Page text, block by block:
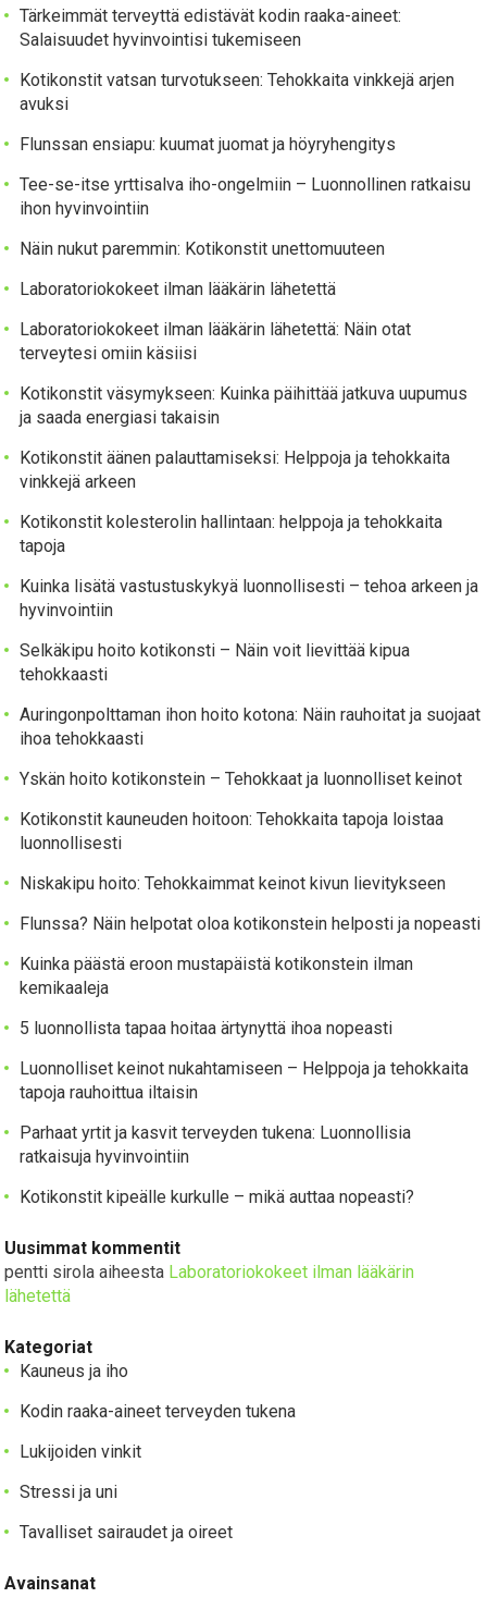
Tärkeimmät terveyttä edistävät kodin raaka-aineet:
Salaisuudet hyvinvointisi tukemiseen
Kotikonstit vatsan turvotukseen: Tehokkaita vinkkejä arjen
avuksi
Flunssan ensiapu: kuumat juomat ja höyryhengitys
Tee-se-itse yrttisalva iho-ongelmiin – Luonnollinen ratkaisu
ihon hyvinvointiin
Näin nukut paremmin: Kotikonstit unettomuuteen
Laboratoriokokeet ilman lääkärin lähetettä
Laboratoriokokeet ilman lääkärin lähetettä: Näin otat
terveytesi omiin käsiisi
Kotikonstit väsymykseen: Kuinka päihittää jatkuva uupumus
ja saada energiasi takaisin
Kotikonstit äänen palauttamiseksi: Helppoja ja tehokkaita
vinkkejä arkeen
Kotikonstit kolesterolin hallintaan: helppoja ja tehokkaita
tapoja
Kuinka lisätä vastustuskykyä luonnollisesti – tehoa arkeen ja
hyvinvointiin
Selkäkipu hoito kotikonsti – Näin voit lievittää kipua
tehokkaasti
Auringonpolttaman ihon hoito kotona: Näin rauhoitat ja suojaat
ihoa tehokkaasti
Yskän hoito kotikonstein – Tehokkaat ja luonnolliset keinot
Kotikonstit kauneuden hoitoon: Tehokkaita tapoja loistaa
luonnollisesti
Niskakipu hoito: Tehokkaimmat keinot kivun lievitykseen
Flunssa? Näin helpotat oloa kotikonstein helposti ja nopeasti
Kuinka päästä eroon mustapäistä kotikonstein ilman
kemikaaleja
5 luonnollista tapaa hoitaa ärtynyttä ihoa nopeasti
Luonnolliset keinot nukahtamiseen – Helppoja ja tehokkaita
tapoja rauhoittua iltaisin
Parhaat yrtit ja kasvit terveyden tukena: Luonnollisia
ratkaisuja hyvinvointiin
Kotikonstit kipeälle kurkulle – mikä auttaa nopeasti?
Uusimmat kommentit
pentti sirola aiheesta Laboratoriokokeet ilman lääkärin
lähetettä
Kategoriat
Kauneus ja iho
Kodin raaka-aineet terveyden tukena
Lukijoiden vinkit
Stressi ja uni
Tavalliset sairaudet ja oireet
Avainsanat